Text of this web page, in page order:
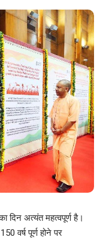
दिन अत्यंत महत्वपूर्ण है।
वर्ष पूर्ण होने पर